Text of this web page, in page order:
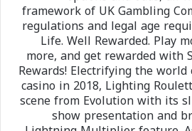
framework of UK Gambling
regulations and legal age
Life. Well Rewarded. Play
more, and get rewarded with
Rewards! Electrifying the
casino in 2018, Lighting
scene from Evolution with its
show presentation and